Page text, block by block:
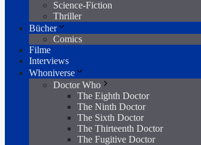
Science-Fiction
Thriller
Bücher
Comics
Filme
Interviews
Whoniverse
Doctor Who
The Eighth Doctor
The Ninth Doctor
The Sixth Doctor
The Thirteenth Doctor
The Fugitive Doctor